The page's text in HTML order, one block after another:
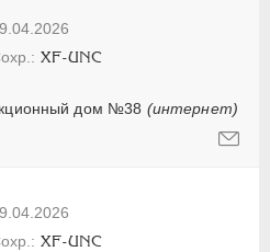
дом №38 (интернет)
XF-UNC
XF-UNC